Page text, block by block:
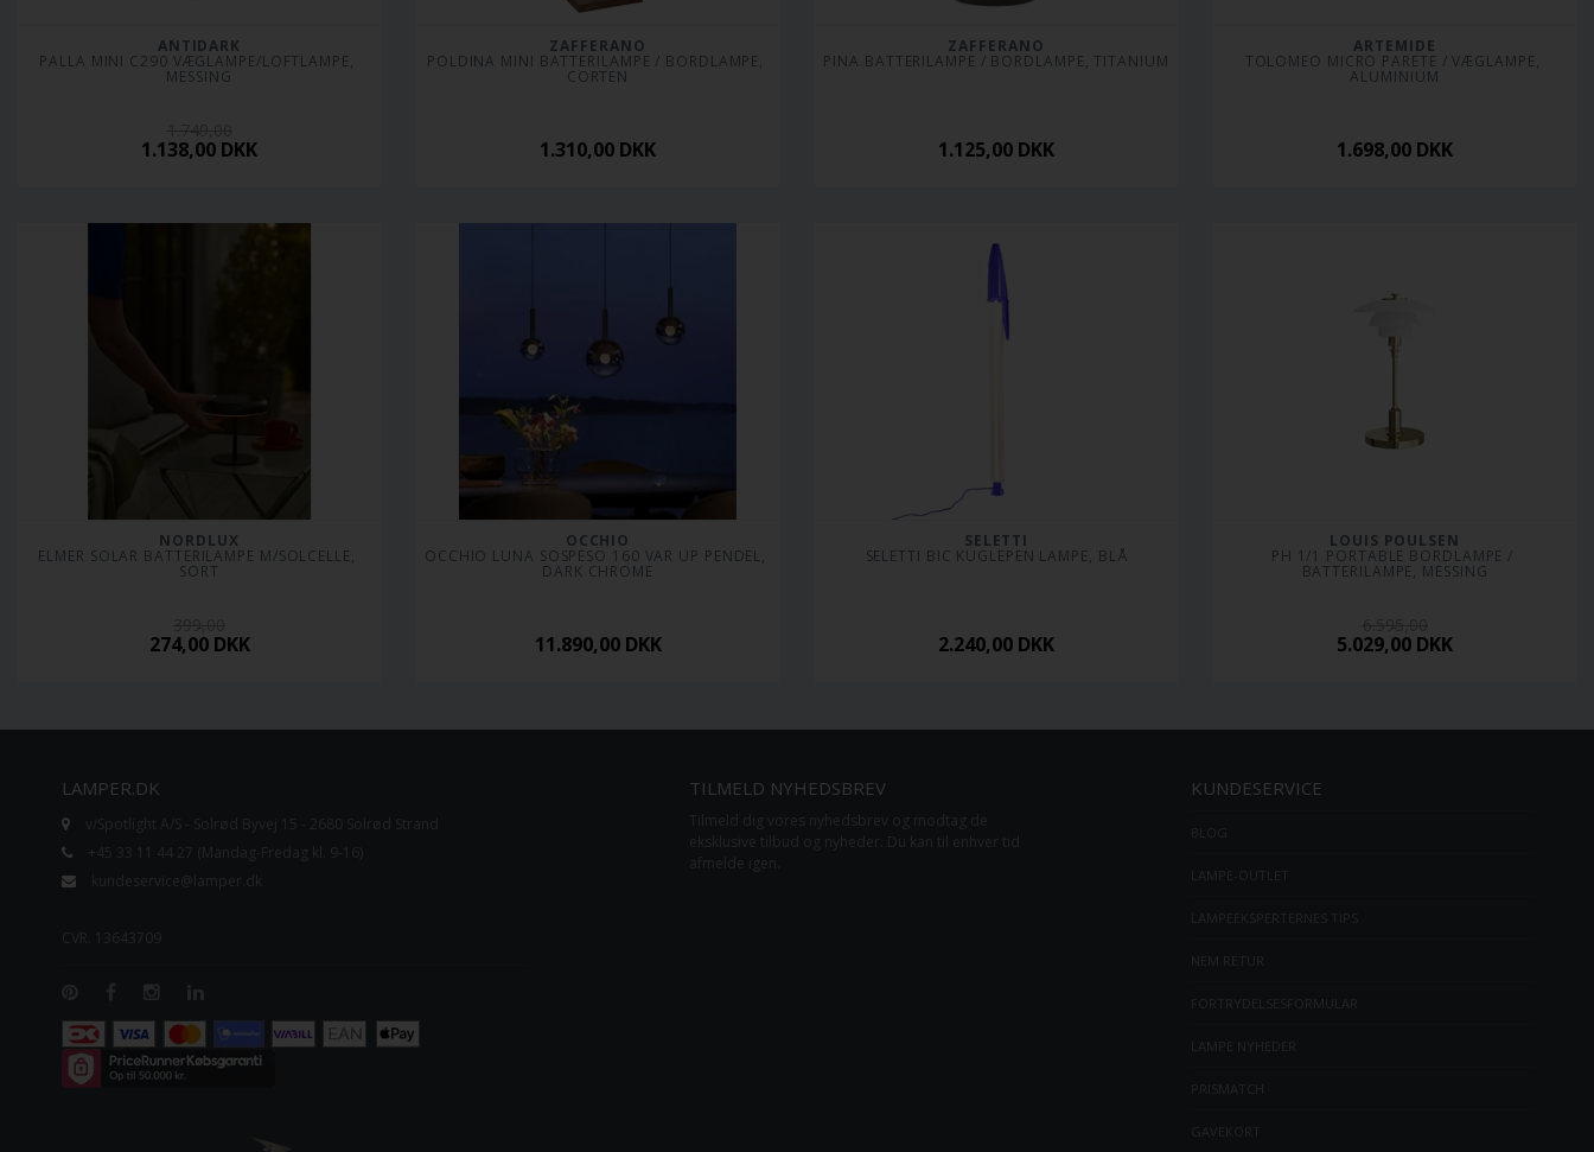
ANTIDARK
PALLA MINI C290 VÆGLAMPE/LOFTLAMPE,
MESSING
1.138,00 DKK
ZAFFERANO
POLDINA MINI BATTERILAMPE / BORDLAMPE,
CORTEN
1.310,00 DKK
ZAFFERANO
PINA BATTERILAMPE / BORDLAMPE, TITANIUM
1.125,00 DKK
ARTEMIDE
TOLOMEO MICRO PARETE / VÆGLAMPE,
ALUMINIUM
1.698,00 DKK
NORDLUX
ELMER SOLAR BATTERILAMPE M/SOLCELLE,
SORT
274,00 DKK
OCCHIO
OCCHIO LUNA SOSPESO 160 VAR UP PENDEL,
DARK CHROME
11.890,00 DKK
SELETTI
SELETTI BIC KUGLEPEN LAMPE, BLÅ
2.240,00 DKK
LOUIS POULSEN
PH 1/1 PORTABLE BORDLAMPE /
BATTERILAMPE, MESSING
5.029,00 DKK
LAMPER.DK TILMELD NYHEDSBREV KUNDESERVICE